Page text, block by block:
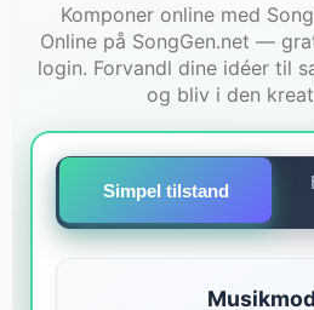
Komponer online med
Online på SongGen.net —
login. Forvandl dine idéer til
og bliv i den
Simpel tilstand